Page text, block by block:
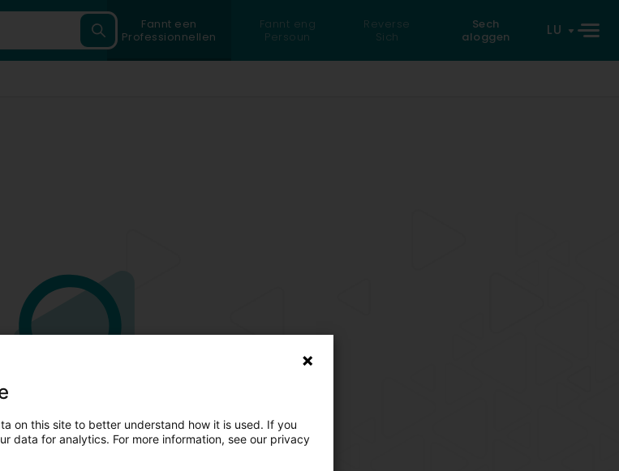
Fannt een
Professionnellen
Fannt eng
Persoun
Reverse
Sich
Sech
aloggen
LU
d'Felder aus fir eng nei Sich
mat anere Critèren nei starten
on this site to better understand how it is used. If you
data for analytics. For more information, see our privacy